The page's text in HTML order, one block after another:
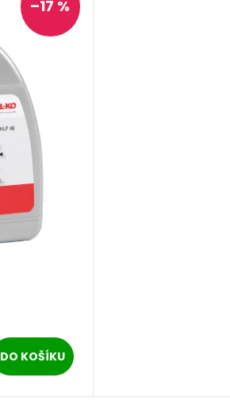
–17 %
DO KOŠÍKU